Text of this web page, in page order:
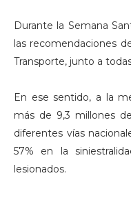
Durante la Semana
las recomendaciones
Transporte, junto a
En ese sentido, a la
más de 9,3 millones
diferentes vías
57% en la
lesionados.